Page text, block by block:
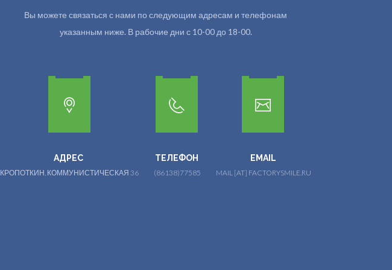
Вы можете связаться с нами по следующим адресам и телефонам
указанным ниже. В рабочие дни с 10-00 до 18-00.
АДРЕС
КРОПОТКИН, КОММУНИСТИЧЕСКАЯ 36
ТЕЛЕФОН
(86138)77585
EMAIL
MAIL [AT] FACTORYSMILE.RU